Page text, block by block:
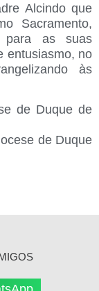
Alcindo que
Sacramento,
para as suas
entusiasmo, no
às
de Duque de
de Duque